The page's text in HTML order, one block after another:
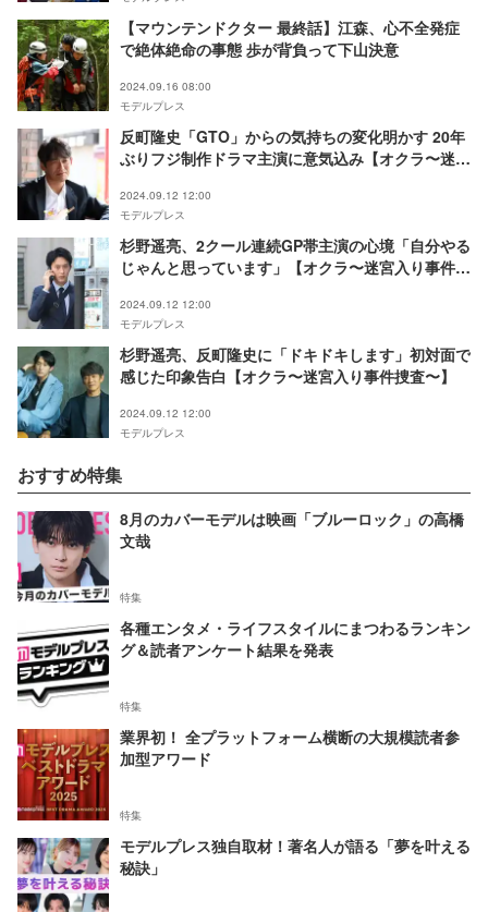
【マウンテンドクター 最終話】江森、心不全発症
で絶体絶命の事態 歩が背負って下山決意
2024.09.16 08:00
モデルプレス
反町隆史「GTO」からの気持ちの変化明かす 20年
ぶりフジ制作ドラマ主演に意気込み【オクラ〜迷宮
2024.09.12 12:00
モデルプレス
杉野遥亮、2クール連続GP帯主演の心境「自分やる
じゃんと思っています」【オクラ〜迷宮入り事件捜
2024.09.12 12:00
モデルプレス
杉野遥亮、反町隆史に「ドキドキします」初対面で
感じた印象告白【オクラ〜迷宮入り事件捜査〜】
2024.09.12 12:00
モデルプレス
おすすめ特集
8月のカバーモデルは映画「ブルーロック」の高橋
文哉
特集
各種エンタメ・ライフスタイルにまつわるランキン
グ＆読者アンケート結果を発表
特集
業界初！ 全プラットフォーム横断の大規模読者参
加型アワード
特集
モデルプレス独自取材！著名人が語る「夢を叶える
秘訣」